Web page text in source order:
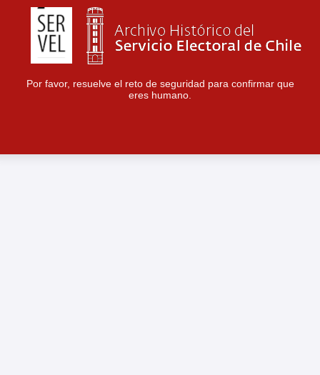
Por favor, resuelve el reto de seguridad para confirmar que
eres humano.